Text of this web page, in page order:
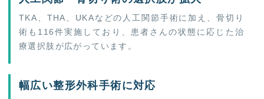
TKA、THA、UKAなどの人工関節手術に加え、骨切り
術も116件実施しており、患者さんの状態に応じた治
療選択肢が広がっています。
幅広い整形外科手術に対応